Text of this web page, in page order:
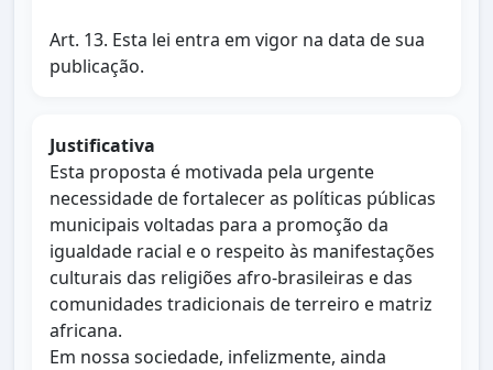
Art. 13. Esta lei entra em vigor na data de sua
publicação.
Justificativa
Esta proposta é motivada pela urgente
necessidade de fortalecer as políticas públicas
municipais voltadas para a promoção da
igualdade racial e o respeito às manifestações
culturais das religiões afro-brasileiras e das
comunidades tradicionais de terreiro e matriz
africana.
Em nossa sociedade, infelizmente, ainda